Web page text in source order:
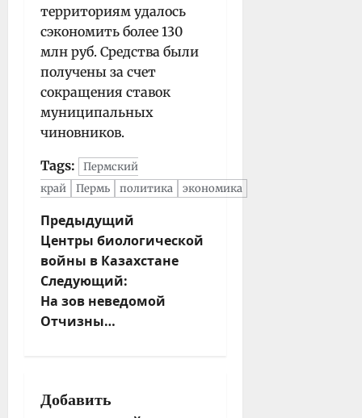
территориям удалось
сэкономить более 130
млн руб. Средства были
получены за счет
сокращения ставок
муниципальных
чиновников.
Tags:
Пермский
край
Пермь политика экономика
Н
а
в
и
г
а
з
Предыдущий
Центры биологической
войны в Казахстане
Следующий:
На зов неведомой
Отчизны…
Добавить